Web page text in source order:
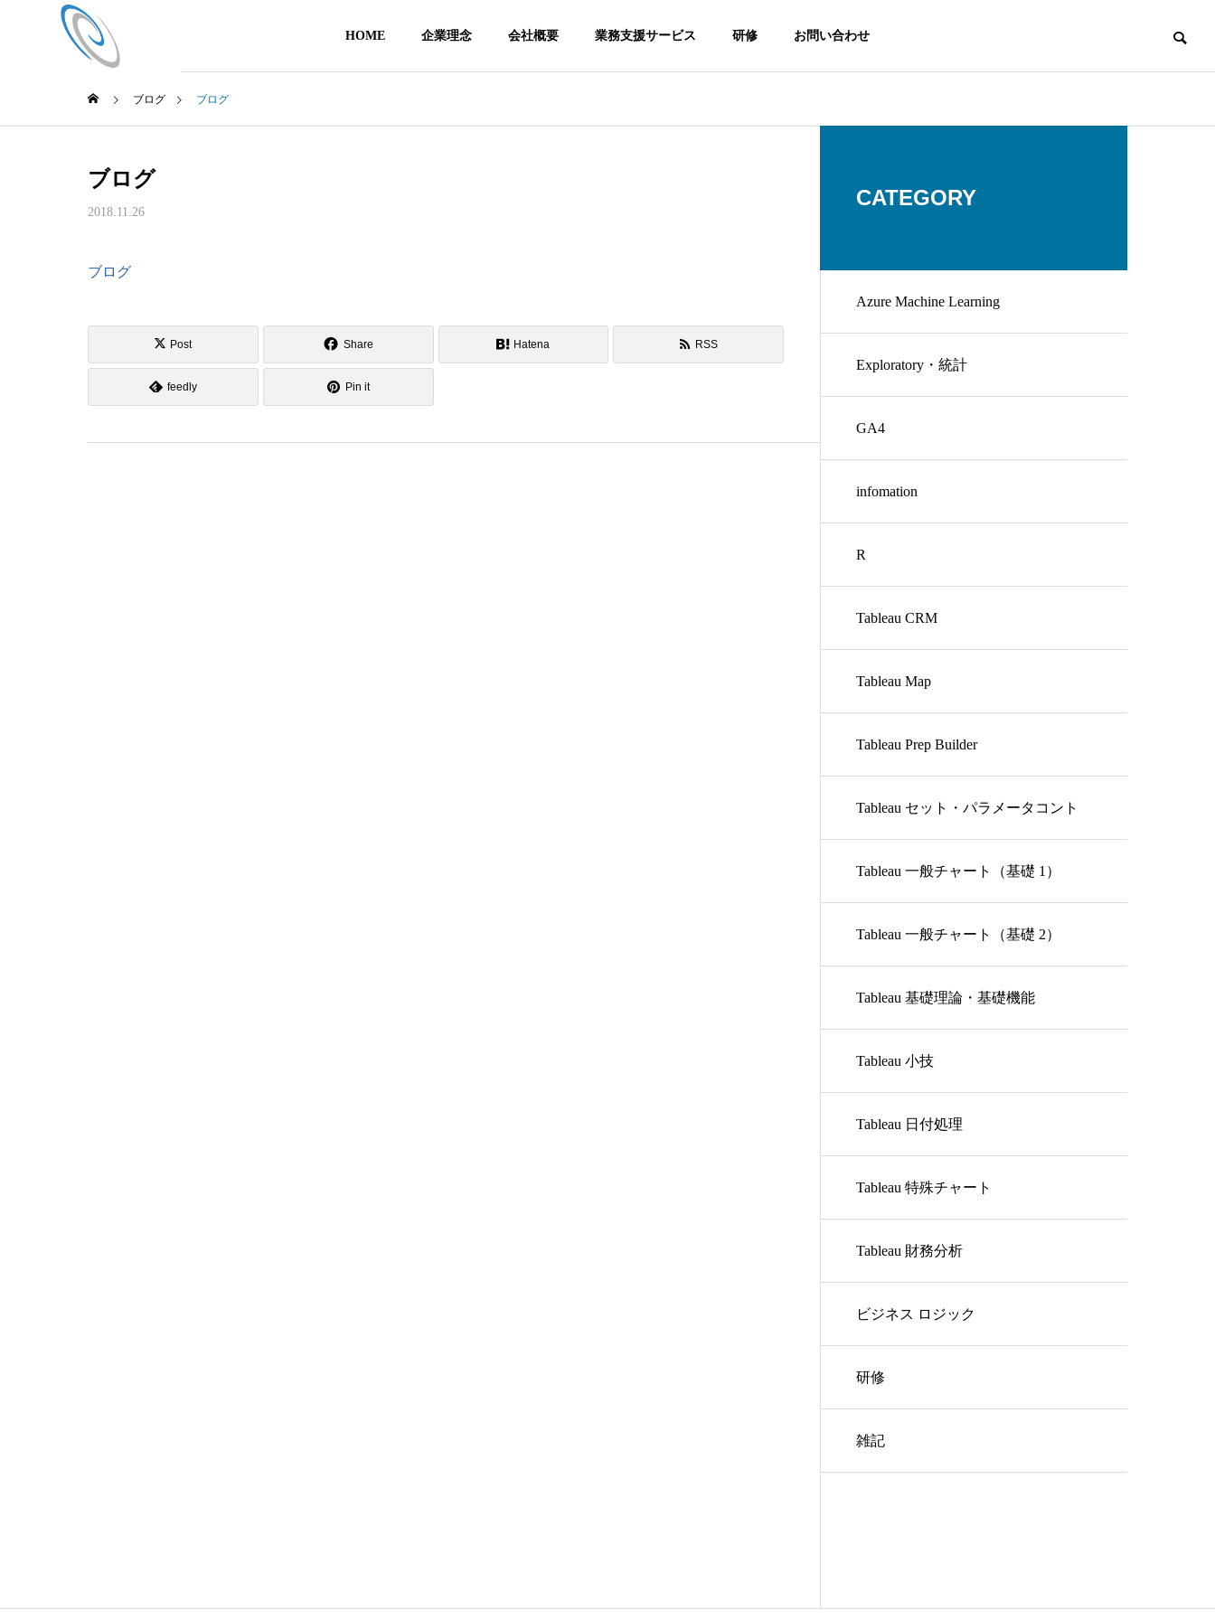
HOME 企業理念 会社概要 業務支援サービス 研修 お問い合わせ
ブログ ブログ
ブログ
2018.11.26
ブログ
Post Share Hatena RSS
feedly Pin it
CATEGORY
Azure Machine Learning
Exploratory・統計
GA4
infomation
R
Tableau CRM
Tableau Map
Tableau Prep Builder
Tableau セット・パラメータコント
ロール
Tableau 一般チャート（基礎 1）
Tableau 一般チャート（基礎 2）
Tableau 基礎理論・基礎機能
Tableau 小技
Tableau 日付処理
Tableau 特殊チャート
Tableau 財務分析
ビジネス ロジック
研修
雑記